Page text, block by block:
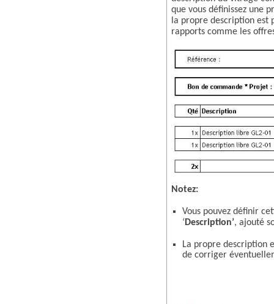
que vous définissez une
la propre description est
rapports comme les
Notez:
Vous pouvez définir
‘ Description’, ajouté
La propre description
de corriger